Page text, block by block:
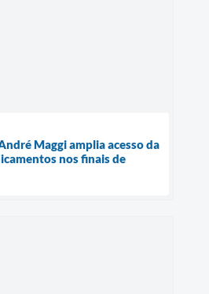
Maggi amplia acesso da
nos finais de